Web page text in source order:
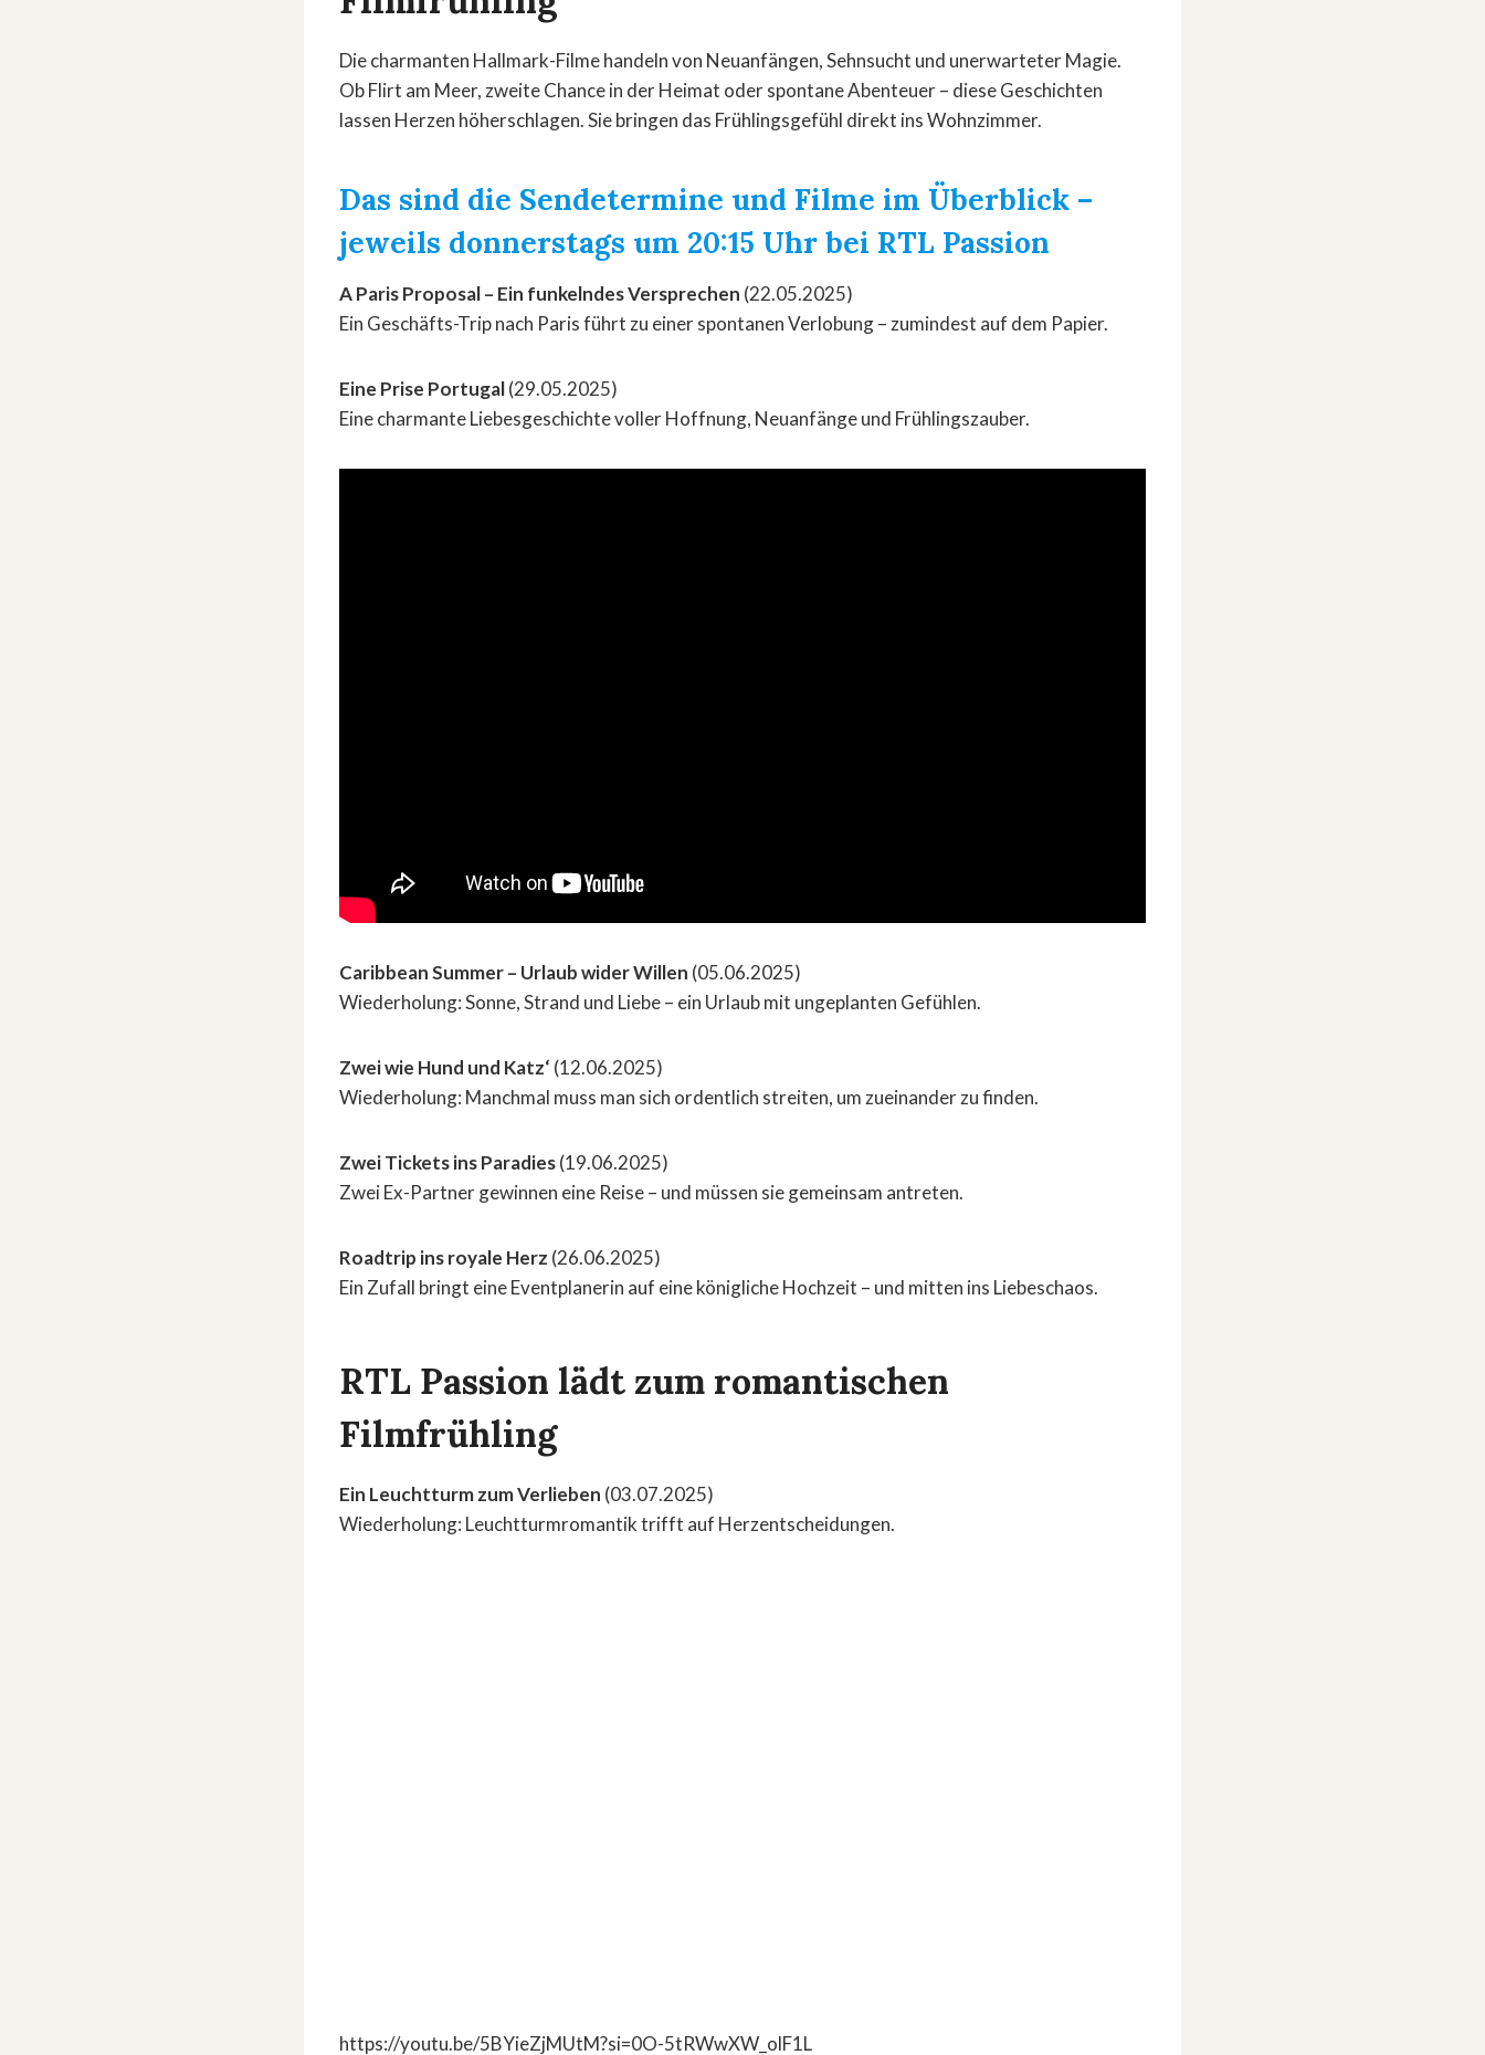
Die charmanten Hallmark-Filme handeln von Neuanfängen, Sehnsucht und unerwarteter Magie.
Ob Flirt am Meer, zweite Chance in der Heimat oder spontane Abenteuer – diese Geschichten
lassen Herzen höherschlagen. Sie bringen das Frühlingsgefühl direkt ins Wohnzimmer.
Das sind die Sendetermine und Filme im Überblick –
jeweils donnerstags um 20:15 Uhr bei RTL Passion
A Paris Proposal – Ein funkelndes Versprechen (22.05.2025)
Ein Geschäfts-Trip nach Paris führt zu einer spontanen Verlobung – zumindest auf dem Papier.
Eine Prise Portugal(29.05.2025)
Eine charmante Liebesgeschichte voller Hoffnung, Neuanfänge und Frühlingszauber.
Caribbean Summer – Urlaub wider Willen (05.06.2025)
Wiederholung: Sonne, Strand und Liebe – ein Urlaub mit ungeplanten Gefühlen.
Zwei wie Hund und Katz‘ (12.06.2025)
Wiederholung: Manchmal muss man sich ordentlich streiten, um zueinander zu finden.
Zwei Tickets ins Paradies(19.06.2025)
Zwei Ex-Partner gewinnen eine Reise – und müssen sie gemeinsam antreten.
Roadtrip ins royale Herz (26.06.2025)
Ein Zufall bringt eine Eventplanerin auf eine königliche Hochzeit – und mitten ins Liebeschaos.
RTL Passion lädt zum romantischen
Filmfrühling
Ein Leuchtturm zum Verlieben (03.07.2025)
Wiederholung: Leuchtturmromantik trifft auf Herzentscheidungen.
https://youtu.be/5BYieZjMUtM?si=0O-5tRWwXW_olF1L